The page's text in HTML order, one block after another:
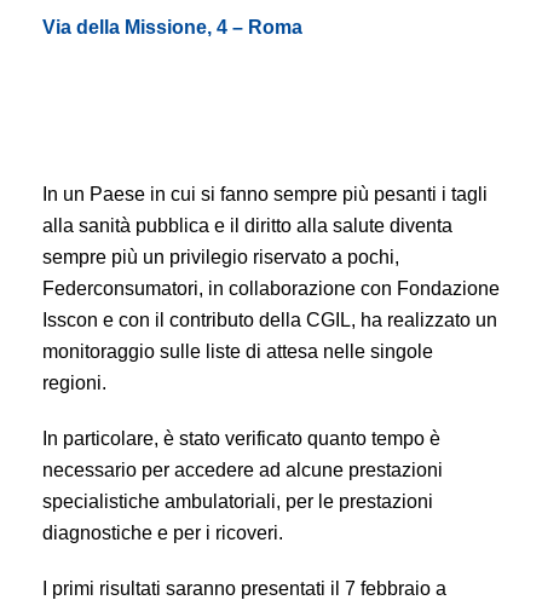
Via della Missione, 4 – Roma
In un Paese in cui si fanno sempre più pesanti i tagli
alla sanità pubblica e il diritto alla salute diventa
sempre più un privilegio riservato a pochi,
Federconsumatori, in collaborazione con Fondazione
Isscon e con il contributo della CGIL, ha realizzato un
monitoraggio sulle liste di attesa nelle singole
regioni.
In particolare, è stato verificato quanto tempo è
necessario per accedere ad alcune prestazioni
specialistiche ambulatoriali, per le prestazioni
diagnostiche e per i ricoveri.
I primi risultati saranno presentati il 7 febbraio a